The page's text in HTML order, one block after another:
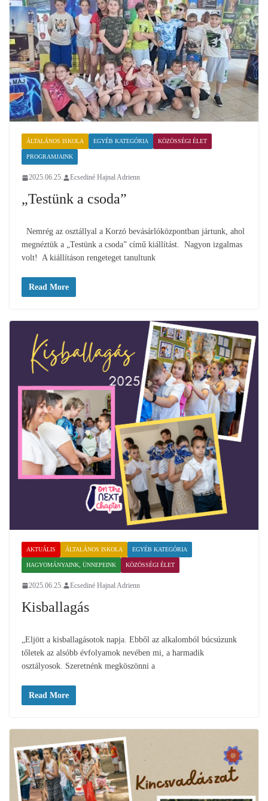
ÁLTALÁNOS ISKOLA EGYÉB KATEGÓRIA KÖZÖSSÉGI ÉLET
PROGRAMJAINK
2025.06.25. Ecsediné Hajnal Adrienn
„Testünk a csoda”
Nemrég az osztállyal a Korzó bevásárlóközpontban jártunk, ahol
megnéztük a „Testünk a csoda” című kiállítást. Nagyon izgalmas
volt! A kiállításon rengeteget tanultunk
Read More
AKTUÁLIS ÁLTALÁNOS ISKOLA EGYÉB KATEGÓRIA
HAGYOMÁNYAINK, ÜNNEPEINK KÖZÖSSÉGI ÉLET
2025.06.25. Ecsediné Hajnal Adrienn
Kisballagás
„Eljött a kisballagásotok napja. Ebből az alkalomból búcsúzunk
tőletek az alsóbb évfolyamok nevében mi, a harmadik
osztályosok. Szeretnénk megköszönni a
Read More